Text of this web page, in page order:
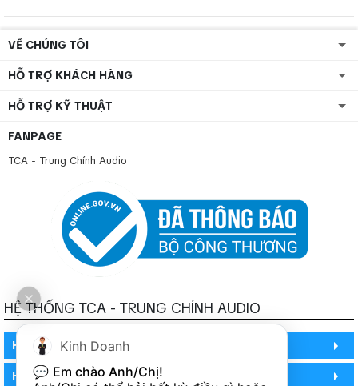
VỀ CHÚNG TÔI
HỖ TRỢ KHÁCH HÀNG
HỖ TRỢ KỸ THUẬT
FANPAGE
TCA - Trung Chính Audio
HỆ THỐNG TCA - TRUNG CHÍNH AUDIO
HỒ CHÍ MINH
HỒ CHÍ MINH
Kinh Doanh
💬 Em chào Anh/Chị!